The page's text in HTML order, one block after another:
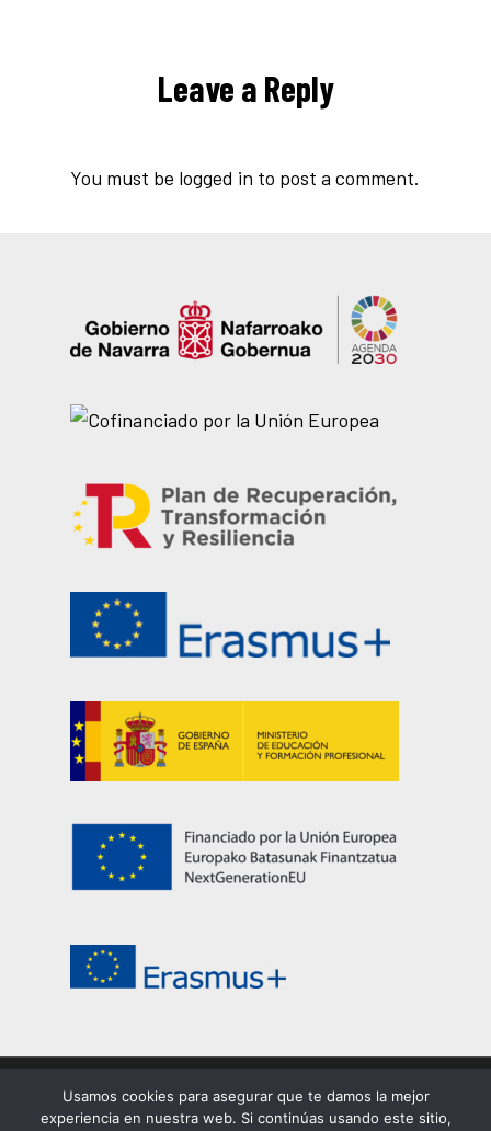
Leave a Reply
You must be logged in to post a comment.
© 2026 EASDi Corella. Escuela de Arte y Superior de
Corella | Privacidad|Cookies |Aviso legal
Usamos cookies para asegurar que te damos la mejor
experiencia en nuestra web. Si continúas usando este sitio,